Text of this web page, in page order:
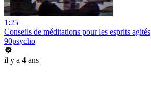
1:25
Conseils de méditations pour les esprits agités
90psycho
il y a 4 ans